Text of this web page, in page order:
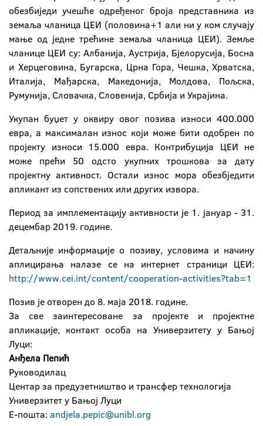
обезбиједи учешће одређеног броја представника из
земаља чланица ЦЕИ (половина+1 али ни у ком случају
мање од једне трећине земаља чланица ЦЕИ). Земље
чланице ЦЕИ су: Албанија, Аустрија, Бјелорусија, Босна
и Херцеговина, Бугарска, Црна Гора, Чешка, Хрватска,
Италија, Мађарска, Македонија, Молдова, Пољска,
Румунија, Словачка, Словенија, Србија и Украјина.
Укупан буџет у оквиру овог позива износи 400.000
евра, а максималан износ који може бити одобрен по
пројекту износи 15.000 евра. Контрибуција ЦЕИ не
може прећи 50 одсто укупних трошкова за дату
пројектну активност. Остали износ мора обезбједити
апликант из сопствених или других извора.
Период за имплементацију активности је 1. јануар - 31.
децембар 2019. године.
Детаљније информације о позиву, условима и начину
аплицирања налазе се на интернет страници ЦЕИ:
http://www.cei.int/content/cooperation-activities?tab=1
Позив је отворен до 8. маја 2018. године.
За све заинтересоване за пројекте и пројектне
апликације, контакт особа на Универзитету у Бањој
Луци:
Анђела Пепић
Руководилац
Центар за предузетништво и трансфер технологија
Универзитет у Бањој Луци
Е-пошта: andjela.pepic@unibl.org